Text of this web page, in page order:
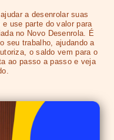
a desenrolar suas
use parte do valor para
no Novo Desenrola.
É
seu trabalho, ajudando a
o saldo vem para o
ao passo a passo e veja